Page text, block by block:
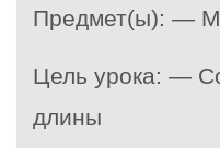
Предмет(ы): —
Цель урока: —
длины